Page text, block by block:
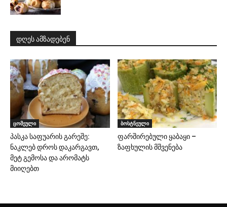
დღეს ამზადებენ
ცომეული
პასკა საფუარის გარეშე:
ნაკლებ დროს დაკარგავთ,
მეტ გემოსა და არომატს
მიიღებთ
ბოსტნეული
ფარშირებული ყაბაყი –
ზაფხულის მშვენება